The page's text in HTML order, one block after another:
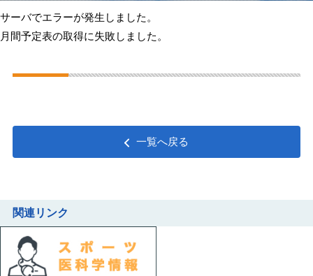
サーバでエラーが発生しました。
月間予定表の取得に失敗しました。
一覧へ戻る
関連リンク